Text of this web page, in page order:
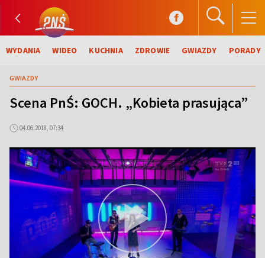
WYDANIA WIDEO KUCHNIA ZDROWIE GWIAZDY PORADY
GWIAZDY
Scena PnŚ: GOCH. „Kobieta prasująca”
04.06.2018, 07:34